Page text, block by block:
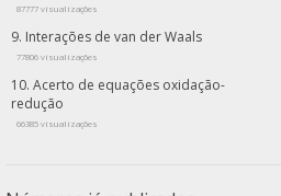
87777 visualizações
Interações de van der Waals
77806 visualizações
Acerto de equações oxidação-
redução
66385 visualizações